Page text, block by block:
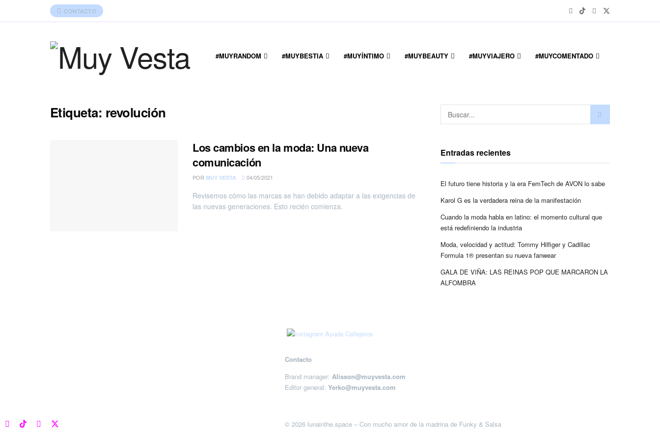
CONTACTO
#MUYRANDOM #MUYBESTIA #MUYÍNTIMO #MUYBEAUTY #MUYVIAJERO #MUYCOMENTADO
Etiqueta: revolución
Los cambios en la moda: Una nueva
comunicación
POR MUY VESTA 04/05/2021
Revisemos cómo las marcas se han debido adaptar a las exigencias de
las nuevas generaciones. Esto recién comienza.
Entradas recientes
El futuro tiene historia y la era FemTech de AVON lo sabe
Karol G es la verdadera reina de la manifestación
Cuando la moda habla en latino: el momento cultural que
está redefiniendo la industria
Moda, velocidad y actitud: Tommy Hilfiger y Cadillac
Formula 1® presentan su nueva fanwear
GALA DE VIÑA: LAS REINAS POP QUE MARCARON LA
ALFOMBRA
Contacto
Brand manager: Alisson@muyvesta.com
Editor general: Yerko@muyvesta.com
© 2026 lunainthe.space – Con mucho amor de la madrina de Funky & Salsa